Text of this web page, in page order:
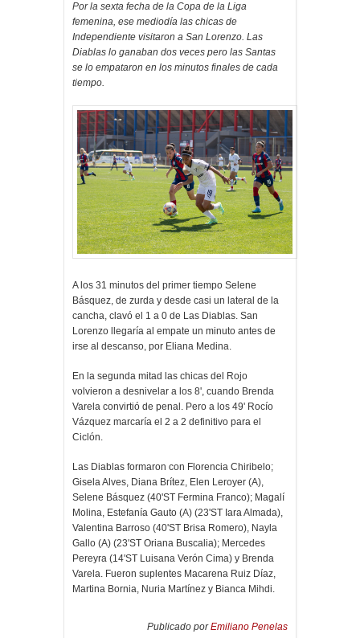
Por la sexta fecha de la Copa de la Liga
femenina, ese mediodía las chicas de
Independiente visitaron a San Lorenzo. Las
Diablas lo ganaban dos veces pero las Santas
se lo empataron en los minutos finales de cada
tiempo.
A los 31 minutos del primer tiempo Selene
Básquez, de zurda y desde casi un lateral de la
cancha, clavó el 1 a 0 de Las Diablas. San
Lorenzo llegaría al empate un minuto antes de
irse al descanso, por Eliana Medina.
En la segunda mitad las chicas del Rojo
volvieron a desnivelar a los 8', cuando Brenda
Varela convirtió de penal. Pero a los 49' Rocío
Vázquez marcaría el 2 a 2 definitivo para el
Ciclón.
Las Diablas formaron con Florencia Chiribelo;
Gisela Alves, Diana Brítez, Elen Leroyer (A),
Selene Básquez (40'ST Fermina Franco); Magalí
Molina, Estefanía Gauto (A) (23'ST Iara Almada),
Valentina Barroso (40'ST Brisa Romero), Nayla
Gallo (A) (23'ST Oriana Buscalia); Mercedes
Pereyra (14'ST Luisana Verón Cima) y Brenda
Varela. Fueron suplentes Macarena Ruiz Díaz,
Martina Bornia, Nuria Martínez y Bianca Mihdi.
Publicado porEmiliano Penelas